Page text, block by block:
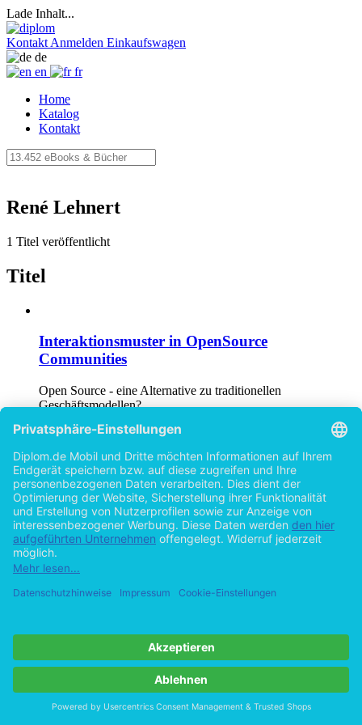
Lade Inhalt...
Kontakt Anmelden Einkaufswagen
de
en
fr
Home
Katalog
Kontakt
René Lehnert
1 Titel veröffentlicht
Titel
Interaktionsmuster in OpenSource
Communities
Open Source - eine Alternative zu traditionellen
Geschäftsmodellen?
©2009 Diplomarbeit 106 Seiten
Hilfe/FAQ
Impressum
Datenschutz
AGB
Vertrag widerrufen
Zur Desktop-Version
Copyright ©Imprint in der Bedey & Thoms Media GmbH
byOpen Publishing
Cookie-Einstellungen